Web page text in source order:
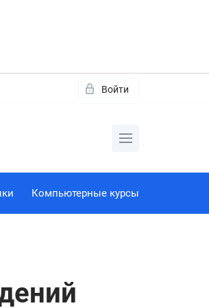
Войти
Компьютерные курсы